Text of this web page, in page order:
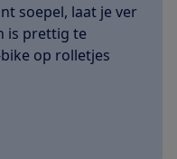
soepel, laat je ver
is prettig te
op rolletjes